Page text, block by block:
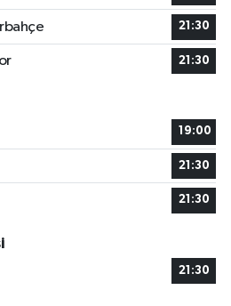
21:30
21:30
19:00
21:30
21:30
21:30